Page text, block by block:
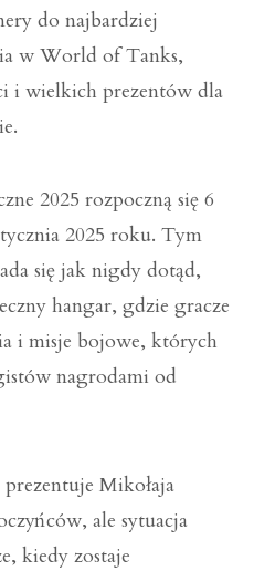
do najbardziej
w World of Tanks,
i wielkich prezentów dla
2025 rozpoczną się 6
2025 roku. Tym
się jak nigdy dotąd,
hangar, gdzie gracze
i misje bojowe, których
nagrodami od
Mikołaja
ale sytuacja
kiedy zostaje